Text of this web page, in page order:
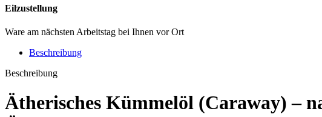
Eilzustellung
Ware am nächsten Arbeitstag bei Ihnen vor Ort
Beschreibung
Beschreibung
Ätherisches Kümmelöl (Caraway) –